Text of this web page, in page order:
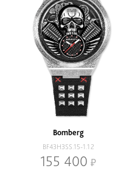
Bomberg
BF43H3SS.15-1.12
155 400